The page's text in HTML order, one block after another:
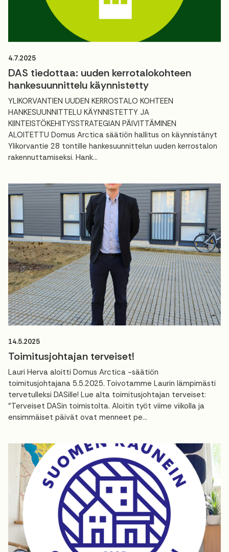
4.7.2025
DAS tiedottaa: uuden kerrotalokohteen
hankesuunnittelu käynnistetty
YLIKORVANTIEN UUDEN KERROSTALO KOHTEEN
HANKESUUNNITTELU KÄYNNISTETTY JA
KIINTEISTÖKEHITYSSTRATEGIAN PÄIVITTÄMINEN
ALOITETTU Domus Arctica säätiön hallitus on käynnistänyt
Ylikorvantie 28 tontille hankesuunnittelun uuden kerrostalon
rakennuttamiseksi. Hank...
14.5.2025
Toimitusjohtajan terveiset!
Lauri Herva aloitti Domus Arctica -säätiön
toimitusjohtajana 5.5.2025. Toivotamme Laurin lämpimästi
tervetulleksi DASille! Lue alta toimitusjohtajan terveiset:
"Terveiset DASin toimistolta. Aloitin työt viime viikolla ja
ensimmäiset päivät ovat menneet pe...